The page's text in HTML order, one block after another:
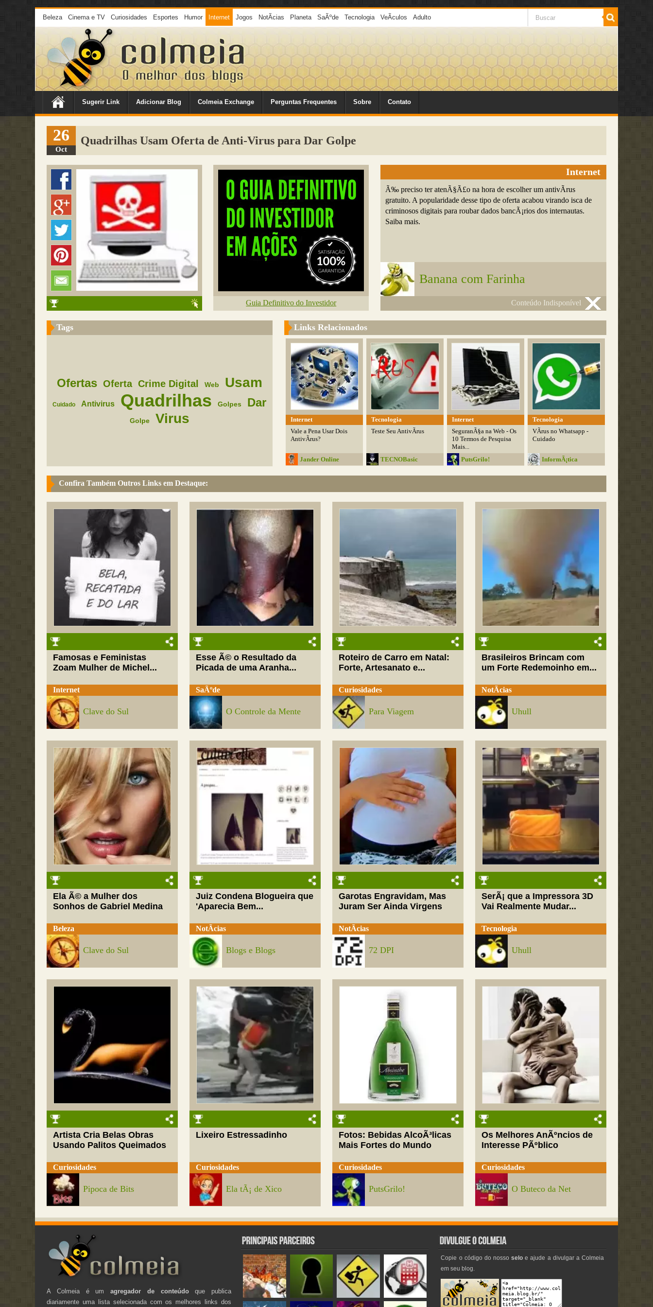
Beleza Cinema e TV Curiosidades Esportes Humor Internet Jogos NotÃ­cias Planeta SaÃºde Tecnologia VeÃ­culos Adulto
Sugerir Link Adicionar Blog Colmeia Exchange Perguntas Frequentes Sobre Contato
26
Oct
Quadrilhas Usam Oferta de Anti-Virus para Dar Golpe
Guia Definitivo do Investidor
Internet
Ã‰ preciso ter atenÃ§Ã£o na hora de escolher um antivÃ­rus
gratuito. A popularidade desse tipo de oferta acabou virando isca de
criminosos digitais para roubar dados bancÃ¡rios dos internautas.
Saiba mais.
Banana com Farinha
Conteúdo Indisponível
Tags
Ofertas Oferta Crime Digital Web Usam
Cuidado Antivirus Quadrilhas Golpes Dar
Golpe Virus
Links Relacionados
Internet
Vale a Pena Usar Dois
AntivÃ­rus?
Jander Online
Tecnologia
Teste Seu AntivÃ­rus
TECNOBasic
Internet
SeguranÃ§a na Web - Os
10 Termos de Pesquisa
Mais...
PutsGrilo!
Tecnologia
VÃ­rus no Whatsapp -
Cuidado
InformÃ¡tica
Confira Também Outros Links em Destaque:
Famosas e Feministas
Zoam Mulher de Michel...
Internet
Clave do Sul
Esse Ã© o Resultado da
Picada de uma Aranha...
SaÃºde
O Controle da Mente
Roteiro de Carro em Natal:
Forte, Artesanato e...
Curiosidades
Para Viagem
Brasileiros Brincam com
um Forte Redemoinho em...
NotÃ­cias
Uhull
Ela Ã© a Mulher dos
Sonhos de Gabriel Medina
Beleza
Clave do Sul
Juiz Condena Blogueira que
'Aparecia Bem...
NotÃ­cias
Blogs e Blogs
Garotas Engravidam, Mas
Juram Ser Ainda Virgens
NotÃ­cias
72 DPI
SerÃ¡ que a Impressora 3D
Vai Realmente Mudar...
Tecnologia
Uhull
Artista Cria Belas Obras
Usando Palitos Queimados
Curiosidades
Pipoca de Bits
Lixeiro Estressadinho
Curiosidades
Ela tÃ¡ de Xico
Fotos: Bebidas AlcoÃ³licas
Mais Fortes do Mundo
Curiosidades
PutsGrilo!
Os Melhores AnÃºncios de
Interesse PÃºblico
Curiosidades
O Buteco da Net
A Colmeia é umagregador de conteúdoque publica
diariamente uma lista selecionada com os melhores links dos
Copie o código do nossoselo e ajude a divulgar a Colmeia
em seu blog.